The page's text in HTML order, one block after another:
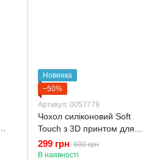
Новинка
−50%
Артикул: 0057779
Чохол силіконовий Soft
Touch з 3D принтом для
Samsung Galaxy S25
малиновий (Повний захист
299 грн 600 грн
В наявності